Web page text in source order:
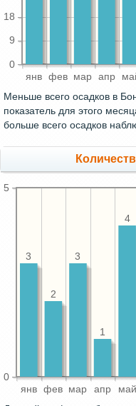
янв фев мар апр
0
9
18
Меньше всего осадков в
показатель для этого
больше всего осадков
янв фев мар апр май
0
5
4
1
3
2
3